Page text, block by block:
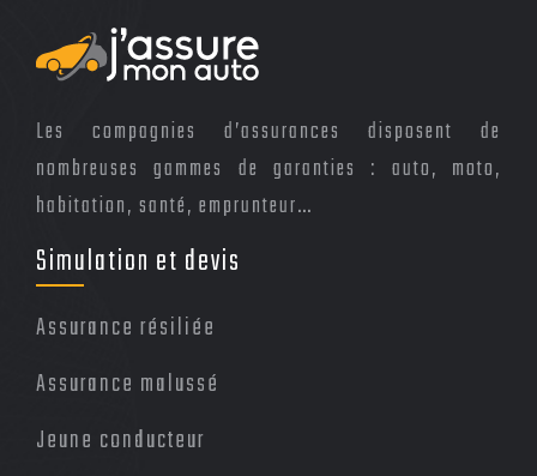
Auto connectée
Les voitures connectées
sont dotées de boîtier
permettant de faire
davantage d’économie
sur l’assurance auto.
Les compagnies d’assurances disposent de
nombreuses gammes de garanties : auto, moto,
habitation, santé, emprunteur…
Simulation et devis
Assurance résiliée
Assurance malussé
Jeune conducteur